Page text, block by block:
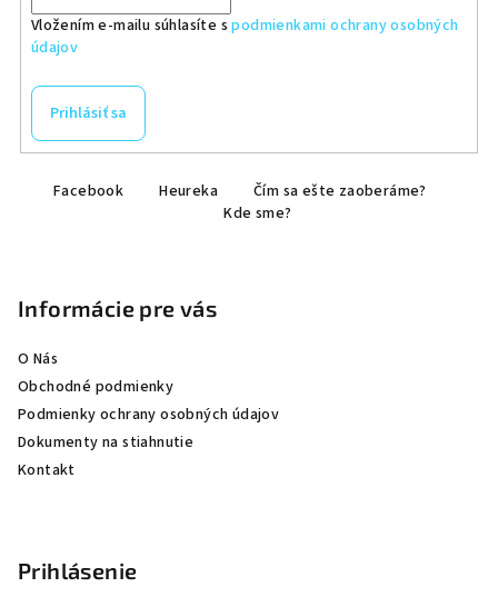
Vložením e-mailu súhlasíte spodmienkami ochrany osobných
údajov
Prihlásiť sa
Facebook Heureka
Čím sa ešte zaoberáme?
Kde sme?
Informácie pre vás
O Nás
Obchodné podmienky
Podmienky ochrany osobných údajov
Dokumenty na stiahnutie
Kontakt
Prihlásenie